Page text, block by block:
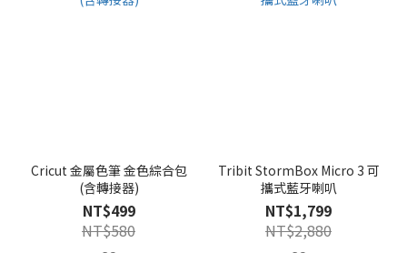
Cricut 金屬色筆 金色綜合包
(含轉接器)
NT$499
NT$580
Tribit StormBox Micro 3 可
攜式藍牙喇叭
NT$1,799
NT$2,880